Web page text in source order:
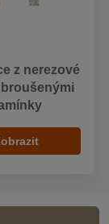
z nerezové